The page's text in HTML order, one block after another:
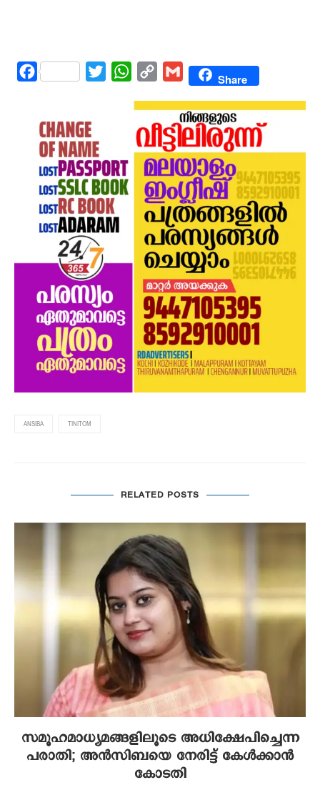
Facebook Twitter WhatsAppCopy
Gmail Share
ANSIBA TINITOM
RELATED POSTS
സമൂഹമാധ്യമങ്ങളിലൂടെ അധിക്ഷേപിച്ചെന്ന
പരാതി; അൻസിബയെ നേരിട്ട് കേൾക്കാൻ
കോടതി